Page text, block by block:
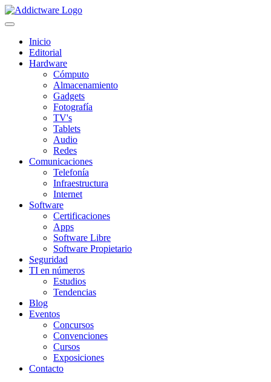
Inicio
Editorial
Hardware
Cómputo
Almacenamiento
Gadgets
Fotografía
TV's
Tablets
Audio
Redes
Comunicaciones
Telefonía
Infraestructura
Internet
Software
Certificaciones
Apps
Software Libre
Software Propietario
Seguridad
TI en números
Estudios
Tendencias
Blog
Eventos
Concursos
Convenciones
Cursos
Exposiciones
Contacto